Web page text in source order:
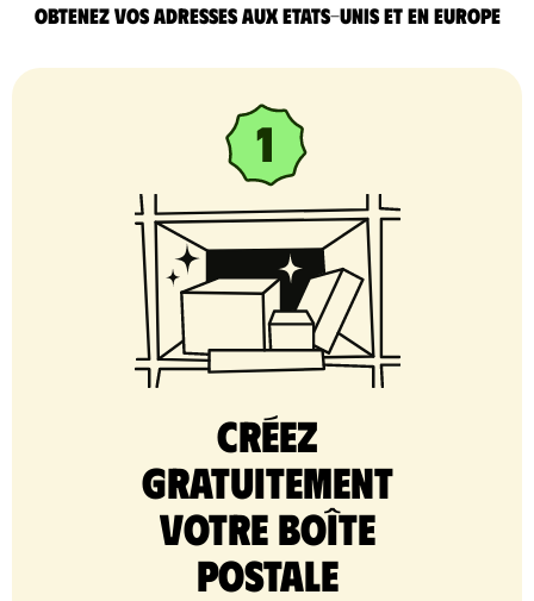
Obtenez vos adresses aux Etats-Unis et en Europe
Créez
gratuitement
votre Boîte
postale